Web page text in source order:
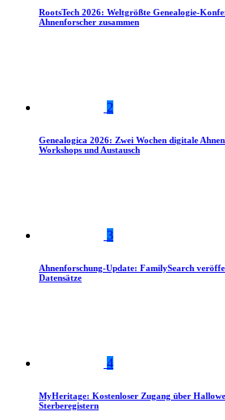
RootsTech 2026: Weltgrößte Genealogie-
Ahnenforscher zusammen
2
Genealogica 2026: Zwei Wochen digitale
Workshops und Austausch
3
Ahnenforschung-Update: FamilySearch
Datensätze
4
MyHeritage: Kostenloser Zugang über
Sterberegistern